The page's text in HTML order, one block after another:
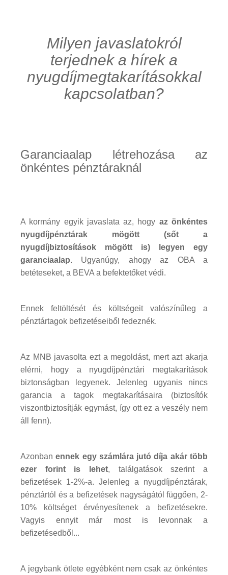
Milyen javaslatokról
terjednek a hírek a
nyugdíjmegtakarításokkal
kapcsolatban?
Garanciaalap létrehozása az
önkéntes pénztáraknál
A kormány egyik javaslata az, hogy az önkéntes
nyugdíjpénztárak mögött (sőt a
nyugdíjbiztosítások mögött is) legyen egy
garanciaalap. Ugyanúgy, ahogy az OBA a
betéteseket, a BEVA a befektetőket védi.
Ennek feltöltését és költségeit valószínűleg a
pénztártagok befizetéseiből fedeznék.
Az MNB javasolta ezt a megoldást, mert azt akarja
elérni, hogy a nyugdíjpénztári megtakarítások
biztonságban legyenek. Jelenleg ugyanis nincs
garancia a tagok megtakarításaira (biztosítók
viszontbiztosítják egymást, így ott ez a veszély nem
áll fenn).
Azonbanennek egy számlára jutó díja akár több
ezer forint is lehet, találgatások szerint a
befizetések 1-2%-a. Jelenleg a nyugdíjpénztárak,
pénztártól és a befizetések nagyságától függően, 2-
10% költséget érvényesítenek a befizetésekre.
Vagyis ennyit már most is levonnak a
befizetésedből...
A jegybank ötlete egyébként nem csak az önkéntes